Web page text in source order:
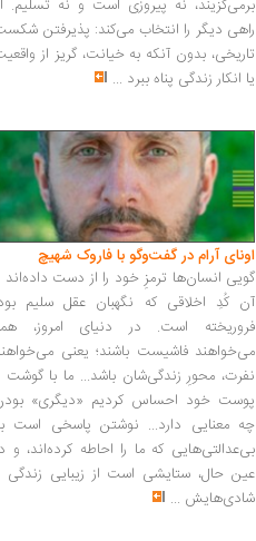
برمی‌گزیند، نه پیروزی است و نه تسلیم.
راهی دیگر را انتخاب می‌کند: پذیرفتن
تاریخی، بدون آنکه به خیانت، گریز از
یا انکار زندگی پناه ببرد ...
اونای آرام در گفت‌وگو با فاروک شهیچ‭
گویی انسان‌ها ترمزِ خود را از دست داده‌اند
آن کُدِ اخلاقی که نگهبان عقل سلیم
فروریخته است. در دنیای امروز،
می‌خواهند فاشیست باشند؛ یعنی
نفرت، محورِ زندگی‌شان باشد... ما با گوشت
پوست خود احساس کردیم «دیگری»
چه معنایی دارد... نوشتن پاسخی است
بی‌عدالتی‌هایی که ما را احاطه کرده‌اند، و
عین حال، ستایشی است از زیبایی زندگی
شادی‌هایش ...